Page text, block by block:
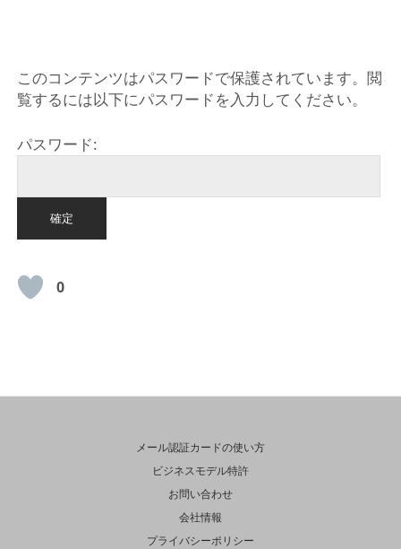
このコンテンツはパスワードで保護されています。閲
覧するには以下にパスワードを入力してください。
パスワード:
0
メール認証カードの使い方
ビジネスモデル特許
お問い合わせ
会社情報
プライバシーポリシー